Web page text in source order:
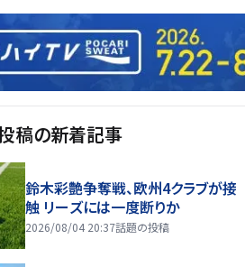
稿の新着記事
鈴木彩艶争奪戦、欧州4クラブが接
触 リーズには一度断りか
2026/08/04 20:37話題の投稿